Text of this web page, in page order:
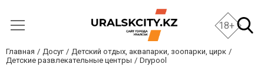
18+
Главная Досуг
Детский отдых, аквапарки, зоопарки, цирк
Детские развлекательные центры
Drypool